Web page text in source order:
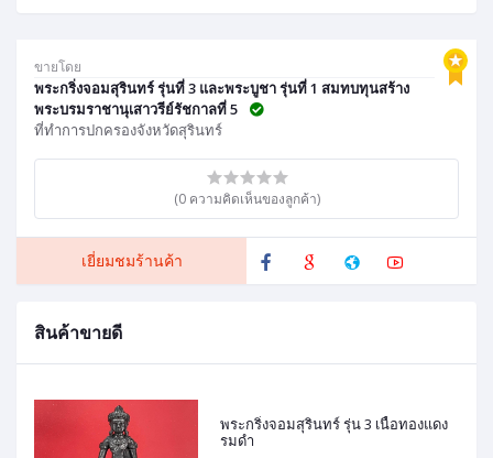
ขายโดย
พระกริ่งจอมสุรินทร์ รุ่นที่ 3 และพระบูชา รุ่นที่ 1 สมทบทุนสร้าง
พระบรมราชานุเสาวรีย์รัชกาลที่ 5
ที่ทำการปกครองจังหวัดสุรินทร์
(0 ความคิดเห็นของลูกค้า)
เยี่ยมชมร้านค้า
สินค้าขายดี
พระกริ่งจอมสุรินทร์ รุ่น 3 เนื้อทองแดง
รมดำ